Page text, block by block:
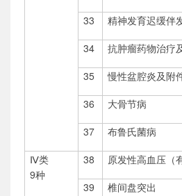
33
精神发育迟缓伴
34
抗肿瘤药物治疗
35
慢性盆腔炎及附
36
大骨节病
37
布鲁氏菌病
Ⅳ类
9种
38 原发性高血压（
39
椎间盘突出